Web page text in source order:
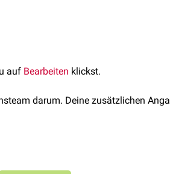
die nach ihrem typischen
kann dasRB-Proteinnicht mehr
vor, somit werden die CDKs nicht
inaktivieren. Nachdem der
auf Bearbeiten klickst.
darum. Deine zusätzlichen